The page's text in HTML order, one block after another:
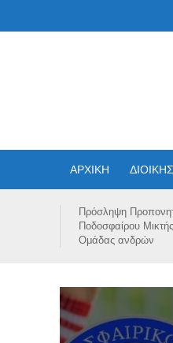
ΑΡΧΙΚΗ
Πρόσληψη
Ποδοσφαίρου Μικτής
Ομάδας ανδρών